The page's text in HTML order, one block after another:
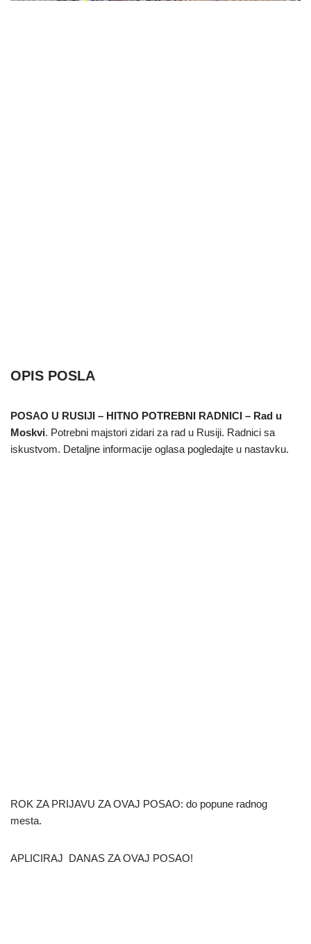
OPIS POSLA
POSAO U RUSIJI – HITNO POTREBNI RADNICI – Rad u
Moskvi. Potrebni majstori zidari za rad u Rusiji. Radnici sa
iskustvom. Detaljne informacije oglasa pogledajte u nastavku.
ROK ZA PRIJAVU ZA OVAJ POSAO: do popune radnog
mesta.
APLICIRAJ DANAS ZA OVAJ POSAO!